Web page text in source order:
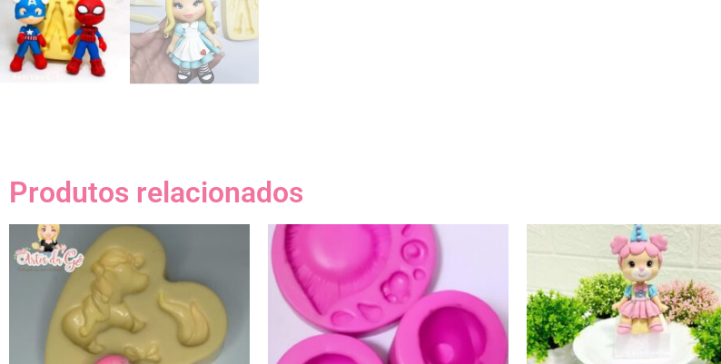
Produtos relacionados